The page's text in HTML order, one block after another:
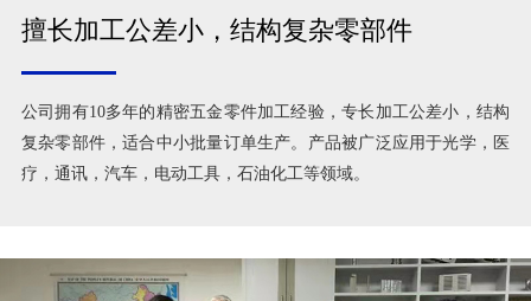
擅长加工公差小，结构复杂零部件
公司拥有10多年的精密五金零件加工经验，专长加工公差小，结构
复杂零部件，适合中小批量订单生产。产品被广泛应用于光学，医
疗，通讯，汽车，电动工具，石油化工等领域。